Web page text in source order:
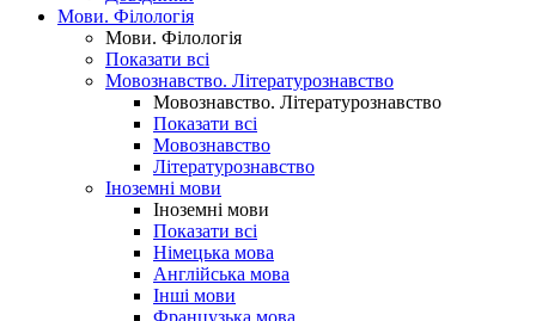
Мови. Філологія
Мови. Філологія
Показати всі
Мовознавство. Літературознавство
Мовознавство. Літературознавство
Показати всі
Мовознавство
Літературознавство
Іноземні мови
Іноземні мови
Показати всі
Німецька мова
Англійська мова
Інші мови
Французька мова